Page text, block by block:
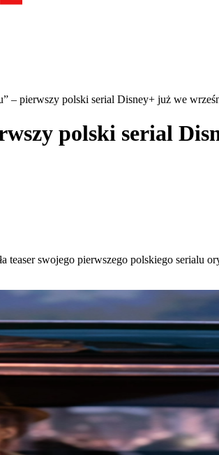
– pierwszy polski serial Disney+ już we
polski serial
teaser swojego pierwszego polskiego